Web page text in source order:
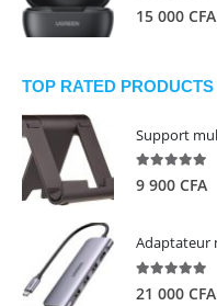
0 out of 5
15 000 CFA
TOP RATED PRODUCTS
5.00out of 5
9 900 CFA
5.00out of 5
21 000 CFA